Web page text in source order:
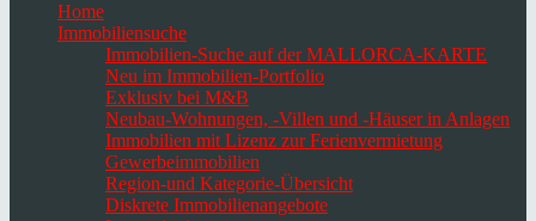
Home
Immobiliensuche
Immobilien-Suche auf der MALLORCA-KARTE
Neu im Immobilien-Portfolio
Exklusiv bei M&B
Neubau-Wohnungen, -Villen und -Häuser in Anlagen
Immobilien mit Lizenz zur Ferienvermietung
Gewerbeimmobilien
Region-und Kategorie-Übersicht
Diskrete Immobilienangebote